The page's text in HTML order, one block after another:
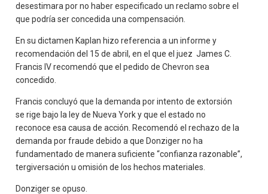
desestimara por no haber especificado un reclamo sobre el
que podría ser concedida una compensación.
En su dictamen Kaplan hizo referencia a un informe y
recomendación del 15 de abril, en el que el juez James C.
Francis IV recomendó que el pedido de Chevron sea
concedido.
Francis concluyó que la demanda por intento de extorsión
se rige bajo la ley de Nueva York y que el estado no
reconoce esa causa de acción. Recomendó el rechazo de la
demanda por fraude debido a que Donziger no ha
fundamentado de manera suficiente “confianza razonable”,
tergiversación u omisión de los hechos materiales.
Donziger se opuso.